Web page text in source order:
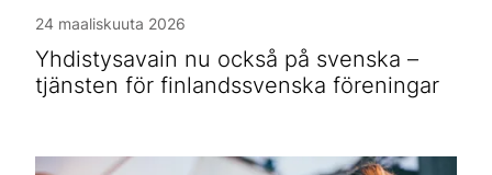
24 maaliskuuta 2026
Yhdistysavain nu också på svenska –
tjänsten för finlandssvenska föreningar